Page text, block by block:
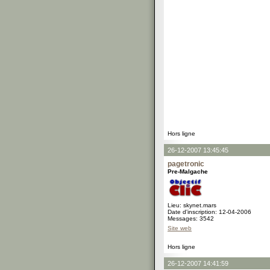
Hors ligne
26-12-2007 13:45:45
pagetronic
Pre-Malgache
Lieu: skynet.mars
Date d'inscription: 12-04-2006
Messages: 3542
Site web
Hors ligne
26-12-2007 14:41:59